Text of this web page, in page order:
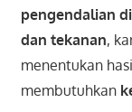
pengendalian
dan tekanan,
menentukan
membutuhkan